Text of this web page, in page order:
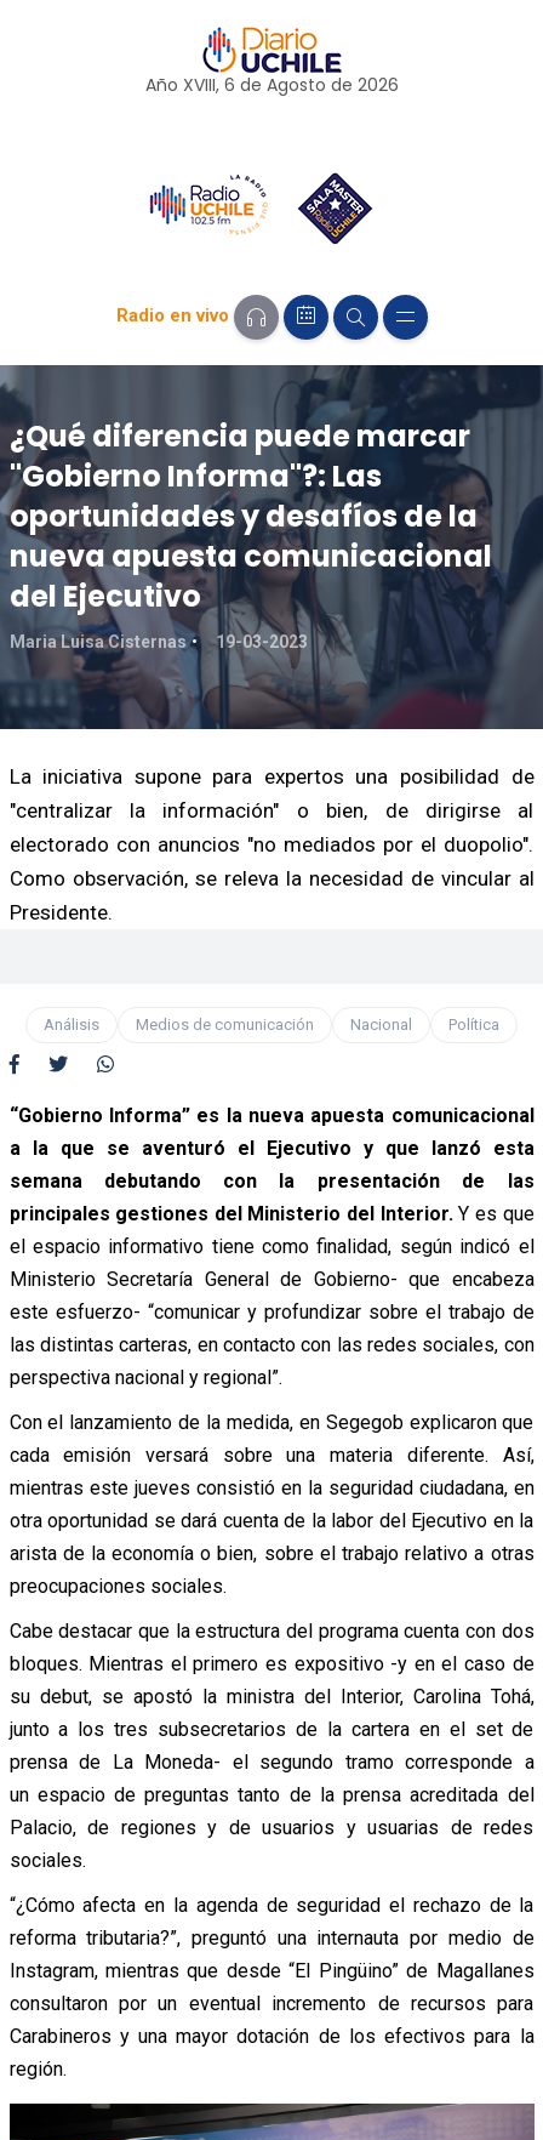
Año XVIII, 6 de Agosto de 2026
Radio en vivo
¿Qué diferencia puede marcar
"Gobierno Informa"?: Las
oportunidades y desafíos de la
nueva apuesta comunicacional
del Ejecutivo
Maria Luisa Cisternas 19-03-2023
La iniciativa supone para expertos una posibilidad de
"centralizar la información" o bien, de dirigirse al
electorado con anuncios "no mediados por el duopolio".
Como observación, se releva la necesidad de vincular al
Presidente.
Análisis Medios de comunicación Nacional Política
“Gobierno Informa” es la nueva apuesta comunicacional
a la que se aventuró el Ejecutivo y que lanzó esta
semana debutando con la presentación de las
principales gestiones del Ministerio del Interior. Y es que
el espacio informativo tiene como finalidad, según indicó el
Ministerio Secretaría General de Gobierno- que encabeza
este esfuerzo- “comunicar y profundizar sobre el trabajo de
las distintas carteras, en contacto con las redes sociales, con
perspectiva nacional y regional”.
Con el lanzamiento de la medida, en Segegob explicaron que
cada emisión versará sobre una materia diferente. Así,
mientras este jueves consistió en la seguridad ciudadana, en
otra oportunidad se dará cuenta de la labor del Ejecutivo en la
arista de la economía o bien, sobre el trabajo relativo a otras
preocupaciones sociales.
Cabe destacar que la estructura del programa cuenta con dos
bloques. Mientras el primero es expositivo -y en el caso de
su debut, se apostó la ministra del Interior, Carolina Tohá,
junto a los tres subsecretarios de la cartera en el set de
prensa de La Moneda- el segundo tramo corresponde a
un espacio de preguntas tanto de la prensa acreditada del
Palacio, de regiones y de usuarios y usuarias de redes
sociales.
“¿Cómo afecta en la agenda de seguridad el rechazo de la
reforma tributaria?”, preguntó una internauta por medio de
Instagram, mientras que desde “El Pingüino” de Magallanes
consultaron por un eventual incremento de recursos para
Carabineros y una mayor dotación de los efectivos para la
región.